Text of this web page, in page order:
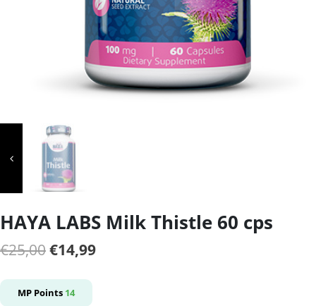
HAYA LABS Milk Thistle 60 cps
€25,00Il
originale
€14,99Il
MP Points 14